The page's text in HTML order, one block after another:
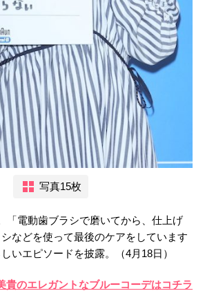
写真15枚
「電動歯ブラシで磨いてから、仕上げ
などを使って最後のケアをしています
いエピソードを披露。（4月18日）
貴のエレガントなブルーコーデはコチラ